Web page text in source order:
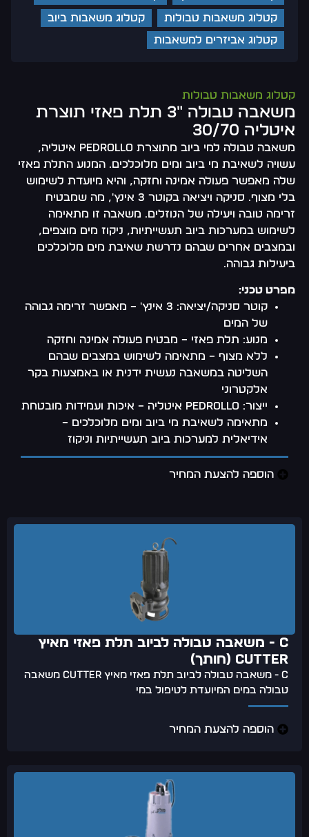
קטלוג משאבות טבולות
משאבה טבולה "3 תלת פאזי תוצרת
איטליה 30/70
משאבה טבולה למי ביוב מתוצרת Pedrollo איטליה,
עשויה לשאיבת מי ביוב ומים מלוכלכים. המנוע התלת פאזי
שלה מאפשר פעולה אמינה וחזקה, והיא מיועדת לשימוש
בלי מצוף. סניקה ויציאה בקוטר 3 אינץ', מה שמבטיח
זרימה טובה ויעילה של הנוזלים. משאבה זו מתאימה
לשימוש במערכות ביוב תעשייתיות, ניקוז מים מוצפים,
ובמצבים אחרים שבהם נדרשת שאיבת מים מלוכלכים
ביעילות גבוהה.
מפרט טכני:
קוטר סניקה/יציאה: 3 אינץ' – מאפשר זרימה גבוהה
של המים
מנוע: תלת פאזי – מבטיח פעולה אמינה וחזקה
ללא מצוף – מתאימה לשימוש במצבים שבהם
השליטה במשאבה נעשית ידנית או באמצעות בקר
אלקטרוני
ייצור: Pedrollo איטליה – איכות ועמידות מובטחת
מתאימה לשאיבת מי ביוב ומים מלוכלכים –
אידיאלית למערכות ביוב תעשייתיות וניקוז
הוספה להצעת המחיר
קטלוג משאבות טבולות
קטלוג משאבות ביוב
קטלוג אביזרים למשאבות
C - משאבה טבולה לביוב תלת פאזי מאיץ
CUTTER (חותך)
C - משאבה טבולה לביוב תלת פאזי מאיץ CUTTER משאבה
טבולה במים המיועדת לטיפול במי
הוספה להצעת המחיר